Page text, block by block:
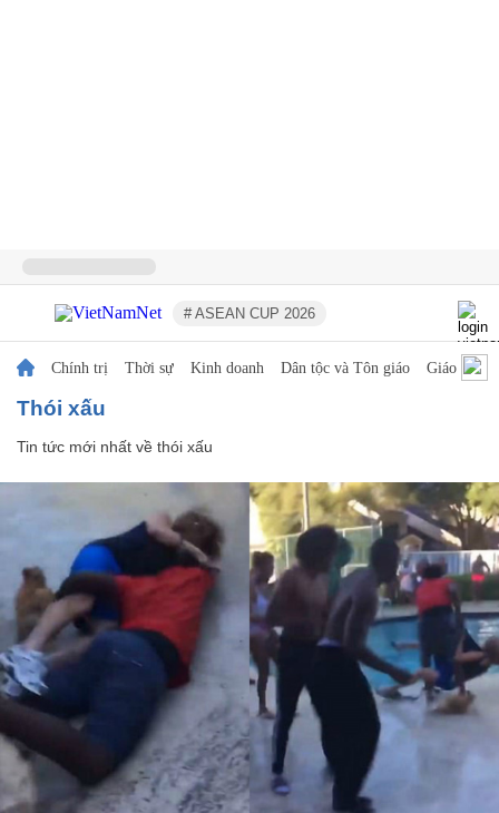
# ASEAN CUP 2026
Chính trị Thời sự Kinh doanh Dân tộc và Tôn giáo Giáo dục
thói xấu
Tin tức mới nhất về thói xấu